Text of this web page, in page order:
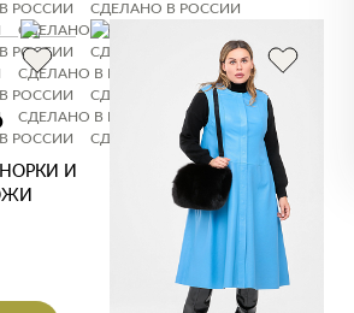
РОССИИ
СДЕЛАНО В РОССИИ
СДЕЛАНО В РОССИИ
РОССИИ
СДЕЛАНО В РОССИИ
СДЕЛАНО В РОССИИ
СДЕЛАНО В
РОССИИ
СДЕЛАНО В РОССИИ
СДЕЛАНО В РОССИИ
СДЕЛАНО В
РОССИИ СДЕЛАНО В РОССИИ
И